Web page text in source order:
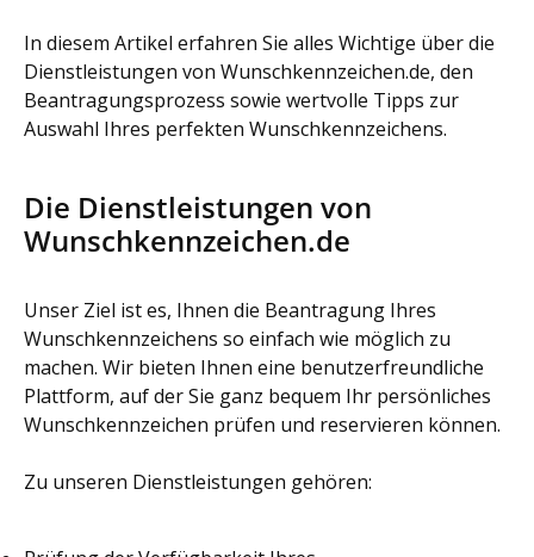
In diesem Artikel erfahren Sie alles Wichtige über die
Dienstleistungen von Wunschkennzeichen.de, den
Beantragungsprozess sowie wertvolle Tipps zur
Auswahl Ihres perfekten Wunschkennzeichens.
Die Dienstleistungen von
Wunschkennzeichen.de
Unser Ziel ist es, Ihnen die Beantragung Ihres
Wunschkennzeichens so einfach wie möglich zu
machen. Wir bieten Ihnen eine benutzerfreundliche
Plattform, auf der Sie ganz bequem Ihr persönliches
Wunschkennzeichen prüfen und reservieren können.
Zu unseren Dienstleistungen gehören: